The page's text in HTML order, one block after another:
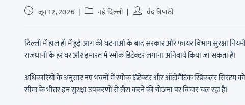
जून 12, 2026 नई दिल्ली वेद त्रिपाठी
दिल्ली में हाल ही में हुई आग की घटनाओं के बाद सरकार और फायर विभाग सुरक्षा
राजधानी के हर घर और इमारत में स्मोक डिटेक्टर लगाना अनिवार्य किया जा सकता है।
अधिकारियों के अनुसार नए भवनों में स्मोक डिटेक्टर और ऑटोमैटिक स्प्रिंकलर सिस्टम
सीमा के भीतर इन सुरक्षा उपकरणों से लैस करने की योजना पर विचार चल रहा है।